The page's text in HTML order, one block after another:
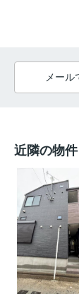
メール
近隣の物件